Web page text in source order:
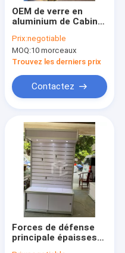
OEM de verre en
aluminium de Cabinet
l'étalage
1000*400mm de
cadre
Prix:negotiable
MOQ:10 morceaux
Trouvez les derniers prix
Contactez
Forces de défense
principale épaisses